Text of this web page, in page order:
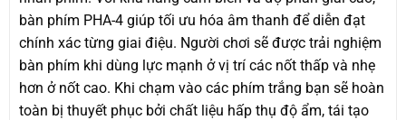
bàn phím PHA-4 giúp tối ưu hóa âm thanh để diễn đạt
chính xác từng giai điệu. Người chơi sẽ được trải nghiệm
bàn phím khi dùng lực mạnh ở vị trí các nốt thấp và nhẹ
hơn ở nốt cao. Khi chạm vào các phím trắng bạn sẽ hoàn
toàn bị thuyết phục bởi chất liệu hấp thụ độ ẩm, tái tạo